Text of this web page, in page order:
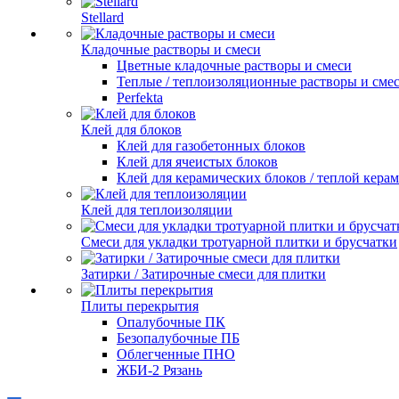
Stellard
Кладочные растворы и смеси
Цветные кладочные растворы и смеси
Теплые / теплоизоляционные растворы и
Perfekta
Клей для блоков
Клей для газобетонных блоков
Клей для ячеистых блоков
Клей для керамических блоков / теплой
Клей для теплоизоляции
Смеси для укладки тротуарной плитки и брусчатки
Затирки / Затирочные смеси для плитки
Плиты перекрытия
Опалубочные ПК
Безопалубочные ПБ
Облегченные ПНО
ЖБИ-2 Рязань